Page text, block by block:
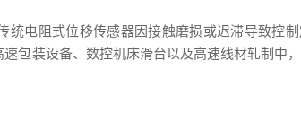
电阻式位移传感器因接触磨损或迟滞导致控
包装设备、数控机床滑台以及高速线材轧制中